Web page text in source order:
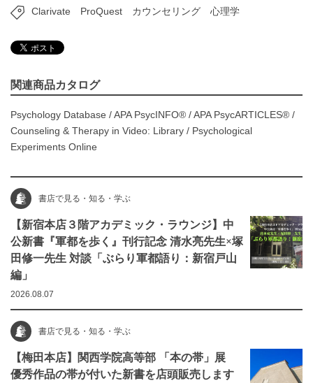
Clarivate ProQuest カウンセリング 心理学
関連商品カタログ
Psychology Database /APA PsycINFO® / APA PsycARTICLES® /
Counseling & Therapy in Video: Library / Psychological
Experiments Online
書店で見る・知る・学ぶ
【新宿本店３階アカデミック・ラウンジ】中
公新書『軍都を歩く』刊行記念 清水亮先生×塚
田修一先生 対談「ぶらり軍都語り：新宿戸山
編」
2026.08.07
書店で見る・知る・学ぶ
【梅田本店】関西学院高等部 「本の帯」展
優秀作品の帯が付いた新書を店頭販売します